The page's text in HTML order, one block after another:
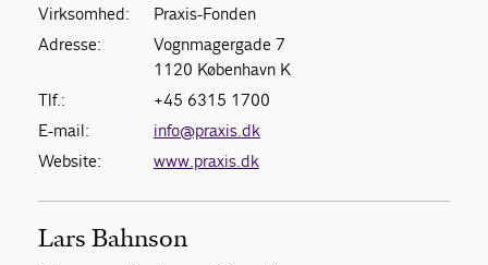
Virksomhed:
Praxis-Fonden
Adresse:
Vognmagergade 7
1120 København K
Tlf.:
+45 6315 1700
E-mail:
info@praxis.dk
Website:
www.praxis.dk
Lars Bahnson